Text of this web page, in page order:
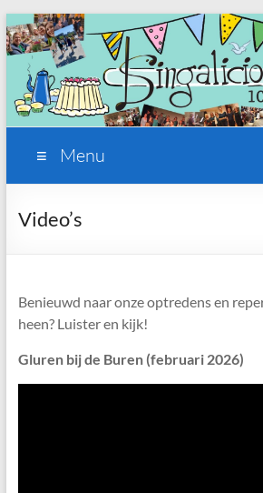
Ga
naar
de
inhoud
Singalicious
delft
Menu
Video’s
Benieuwd naar onze optredens en
heen? Luister en kijk!
Gluren bij de Buren (februari 2026)